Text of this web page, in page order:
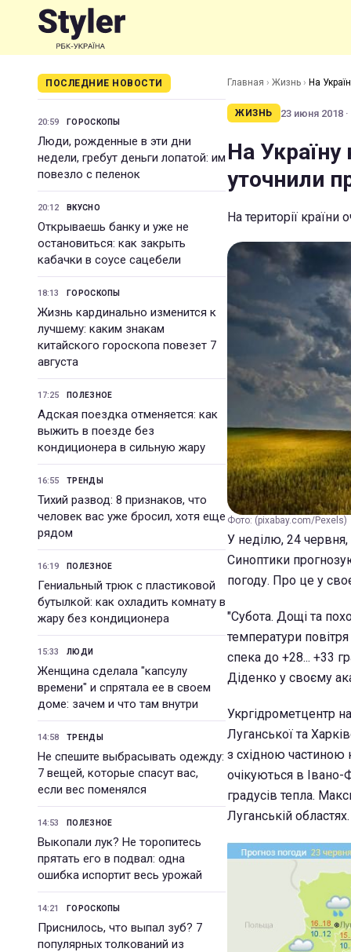
ПОСЛЕДНИЕ НОВОСТИ
20:59 ГОРОСКОПЫ
Люди, рожденные в эти дни
недели, гребут деньги лопатой: им
повезло с пеленок
20:12 ВКУСНО
Открываешь банку и уже не
остановиться: как закрыть
кабачки в соусе сацебели
18:13 ГОРОСКОПЫ
Жизнь кардинально изменится к
лучшему: каким знакам
китайского гороскопа повезет 7
августа
17:25 ПОЛЕЗНОЕ
Адская поездка отменяется: как
выжить в поезде без
кондиционера в сильную жару
16:55 ТРЕНДЫ
Тихий развод: 8 признаков, что
человек вас уже бросил, хотя еще
рядом
16:19 ПОЛЕЗНОЕ
Гениальный трюк с пластиковой
бутылкой: как охладить комнату в
жару без кондиционера
15:33 ЛЮДИ
Женщина сделала "капсулу
времени" и спрятала ее в своем
доме: зачем и что там внутри
14:58 ТРЕНДЫ
Не спешите выбрасывать одежду:
7 вещей, которые спасут вас,
если вес поменялся
14:53 ПОЛЕЗНОЕ
Выкопали лук? Не торопитесь
прятать его в подвал: одна
ошибка испортит весь урожай
14:21 ГОРОСКОПЫ
Приснилось, что выпал зуб? 7
популярных толкований из
Главная › Жизнь › На
ЖИЗНЬ 23 июня 2018 ·
На Україну
уточнили
На території країни
Фото: (pixabay.com/Pexels)
У неділю, 24 червня,
Синоптики
погоду. Про це у
"Субота. Дощі та
температури
спека до +28... +33
Діденко у своєму
Укргідрометцентр
Луганської та
з східною частиною
очікуються в Івано-
градусів тепла.
Луганській